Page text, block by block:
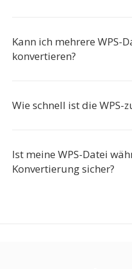
Kann ich mehrere WPS-
konvertieren?
Wie schnell ist die WPS-
Ist meine WPS-Datei
Konvertierung sicher?